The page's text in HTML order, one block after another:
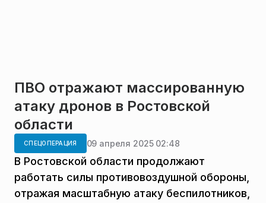
ПВО отражают массированную
атаку дронов в Ростовской
области
СПЕЦОПЕРАЦИЯ 09 апреля 2025 02:48
В Ростовской области продолжают
работать силы противовоздушной обороны,
отражая масштабную атаку беспилотников,